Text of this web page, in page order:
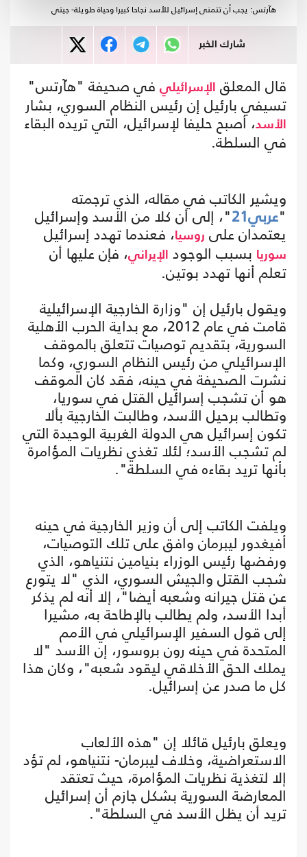
هآرتس: يجب أن تتمنى إسرائيل للأسد نجاحا كبيرا وحياة طويلة- جيتي
شارك الخبر
قال المعلق الإسرائيلي في صحيفة "هآرتس"
تسيفي بارئيل إن رئيس النظام السوري، بشار
الأسد، أصبح حليفا لإسرائيل، التي تريده البقاء
في السلطة.
ويشير الكاتب في مقاله، الذي ترجمته
"عربي21 "، إلى أن كلا من الأسد وإسرائيل
يعتمدان على روسيا، فعندما تهدد إسرائيل
سوريا بسبب الوجود الإيراني، فإن عليها أن
تعلم أنها تهدد بوتين.
ويقول بارئيل إن "وزارة الخارجية الإسرائيلية
قامت في عام 2012، مع بداية الحرب الأهلية
السورية، بتقديم توصيات تتعلق بالموقف
الإسرائيلي من رئيس النظام السوري، وكما
نشرت الصحيفة في حينه، فقد كان الموقف
هو أن تشجب إسرائيل القتل في سوريا،
وتطالب برحيل الأسد، وطالبت الخارجية بألا
تكون إسرائيل هي الدولة الغربية الوحيدة التي
لم تشجب الأسد؛ لئلا تغذي نظريات المؤامرة
بأنها تريد بقاءه في السلطة".
ويلفت الكاتب إلى أن وزير الخارجية في حينه
أفيغدور ليبرمان وافق على تلك التوصيات،
ورفضها رئيس الوزراء بنيامين نتنياهو، الذي
شجب القتل والجيش السوري، الذي "لا يتورع
عن قتل جيرانه وشعبه أيضا"، إلا أنه لم يذكر
أبدا الأسد، ولم يطالب بالإطاحة به، مشيرا
إلى قول السفير الإسرائيلي في الأمم
المتحدة في حينه رون بروسور، إن الأسد "لا
يملك الحق الأخلاقي ليقود شعبه"، وكان هذا
كل ما صدر عن إسرائيل.
ويعلق بارئيل قائلا إن "هذه الألعاب
الاستعراضية، وخلاف ليبرمان- نتنياهو، لم تؤد
إلا لتغذية نظريات المؤامرة، حيث تعتقد
المعارضة السورية بشكل جازم أن إسرائيل
تريد أن يظل الأسد في السلطة".